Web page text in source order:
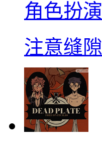
角色扮演
注意缝隙